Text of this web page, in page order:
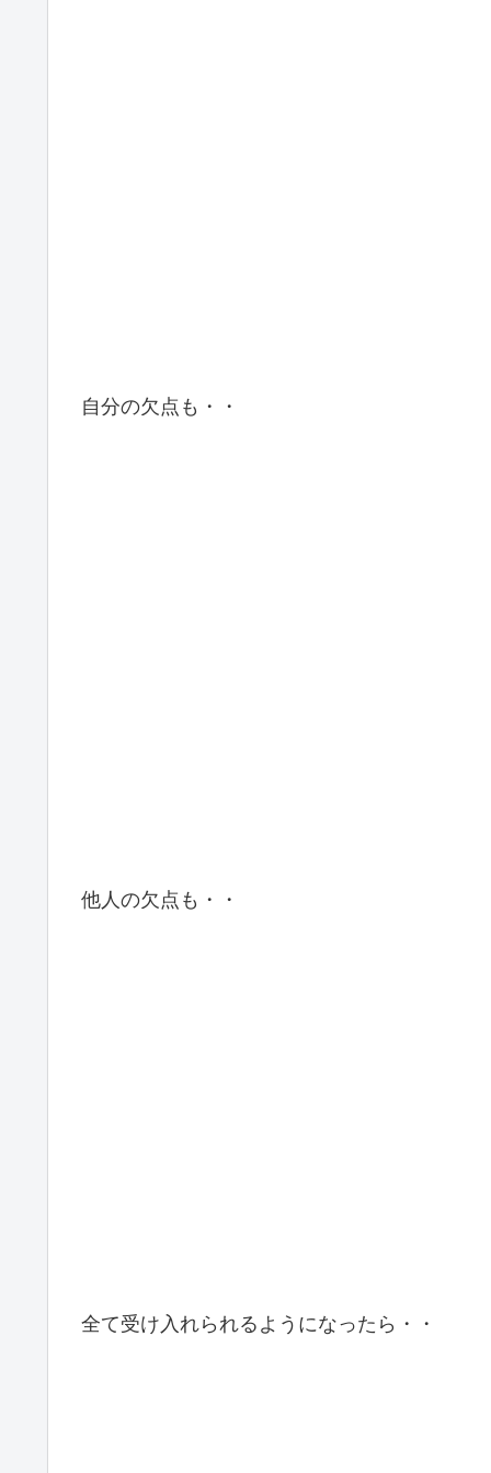
自分の欠点も・・
他人の欠点も・・
全て受け入れられるようになったら・・